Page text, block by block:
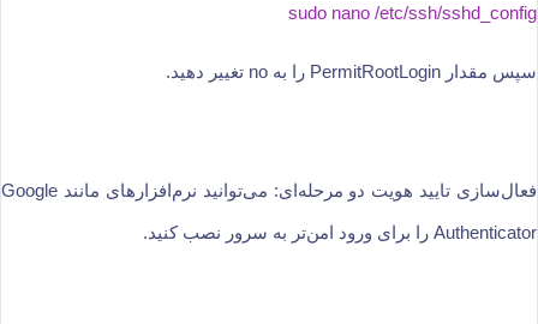
sudo nano /etc/ssh/sshd_config
سپس مقدار PermitRootLogin را به no تغییر دهید.
فعال‌سازی تایید هویت دو مرحله‌ای: می‌توانید نرم‌افزارهای مانند Google
Authenticator را برای ورود امن‌تر به سرور نصب کنید.